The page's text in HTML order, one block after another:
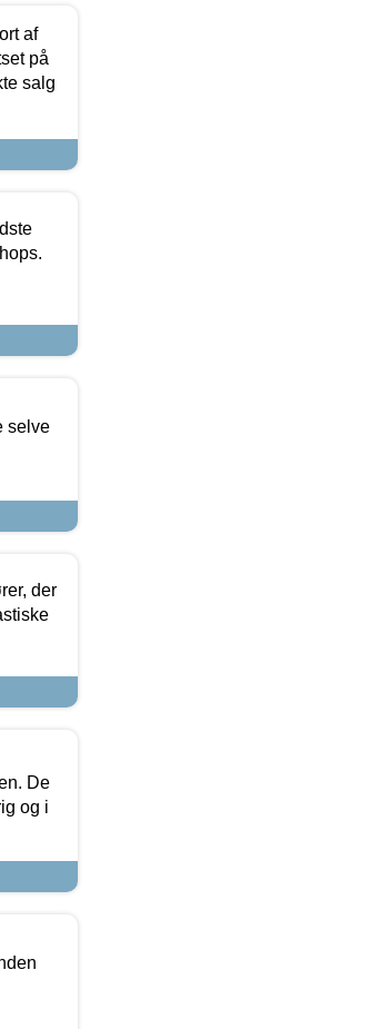
af
på
salg
selve
der
De
og i